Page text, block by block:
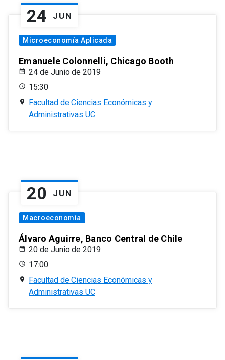
24 JUN
Microeconomía Aplicada
Emanuele Colonnelli, Chicago Booth
24 de Junio de 2019
15:30
Facultad de Ciencias Económicas y
Administrativas UC
20 JUN
Macroeconomía
Álvaro Aguirre, Banco Central de Chile
20 de Junio de 2019
17:00
Facultad de Ciencias Económicas y
Administrativas UC